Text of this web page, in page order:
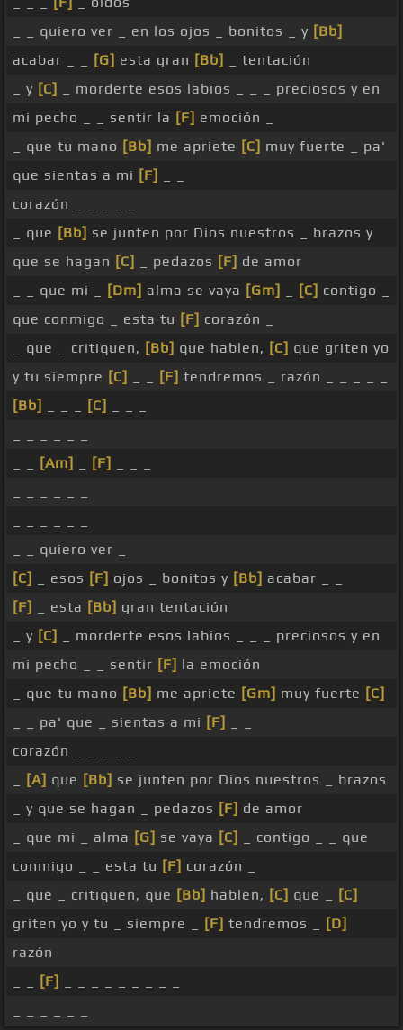
_ _ quiero ver _ en los ojos _ bonitos _ y [Bb]
acabar _ _
[G] esta gran [Bb]
_ tentación
_ y [C]
_ morderte esos labios _ _ _ preciosos y en
mi pecho _ _ sentir la [F] emoción _
_ que tu mano [Bb] me apriete [C] muy fuerte _ pa'
que sientas a mi [F]
corazón _ _ _ _ _
_ que [Bb] se junten por Dios nuestros _ brazos y
que se hagan [C] _ pedazos [F] de amor
_ _ que mi _
[Dm] alma se vaya [Gm] [C] contigo _
que conmigo _ esta tu [F] corazón _
_ que _ critiquen, [Bb] que hablen, [C] que griten yo
y tu siempre [C] [F] tendremos _ razón _ _ _ _ _
[Bb]
[C]
[Am] [F]
_ _ quiero ver _
[C]
_ esos [F] ojos _ bonitos y [Bb] acabar _ _
[F]
_ esta [Bb] gran tentación
_ y [C]
_ morderte esos labios _ _ _ preciosos y en
mi pecho _ _ sentir [F] la emoción
_ que tu mano [Bb] me apriete [Gm] muy fuerte [C]
_ _ pa' que _ sientas a mi [F]
corazón _ _ _ _ _
[A] que [Bb] se junten por Dios nuestros _ brazos
_ y que se hagan _ pedazos [F] de amor
_ que mi _ alma [G] se vaya [C]
_ contigo _ _ que
conmigo _ _ esta tu [F] corazón _
_ que _ critiquen, que [Bb] hablen, [C] que _
[C]
griten yo y tu _ siempre _
[F] tendremos _
[D]
razón
[F]